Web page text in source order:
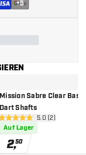
+5
hinzufügen
Mission Sabre Clear Base
Dart Shafts
5 Bewertungssterne
5.0 (2)
Auf Lager
2,50